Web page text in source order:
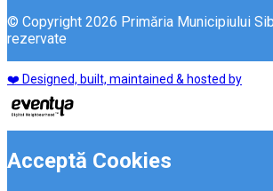
© Copyright 2026 Primăria Municipiului
rezervate
❤️ Designed, built, maintained & hosted by
Acceptă Cookies